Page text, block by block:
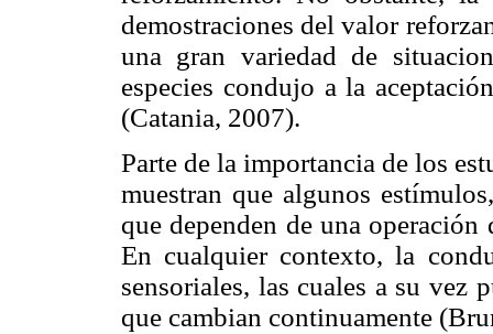
demostraciones del valor
una gran variedad de
especies condujo a la
(Catania, 2007).
Parte de la importancia de los
muestran que algunos
que dependen de una
En cualquier contexto, la
sensoriales, las cuales a su vez
que cambian continuamente